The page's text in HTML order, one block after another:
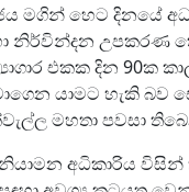
මගින් හෙට දිනයේ
නිර්වින්දන උපකරණ
එකක දින 90ක
යාමට හැකි බව
මහතා පවසා
අධිකාරිය